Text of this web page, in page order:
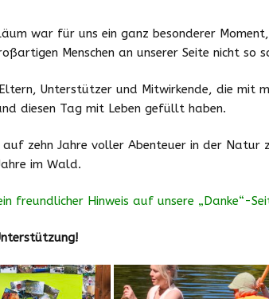
Schließzeiten
2025/2026
war für uns ein ganz besonderer
Menschen an unserer Seite nicht so
Unterstützer und Mitwirkende, die mit
diesen Tag mit Leben gefüllt haben.
auf zehn Jahre voller Abenteuer in der Natur
im Wald.
freundlicher Hinweis auf unsere „Danke“-